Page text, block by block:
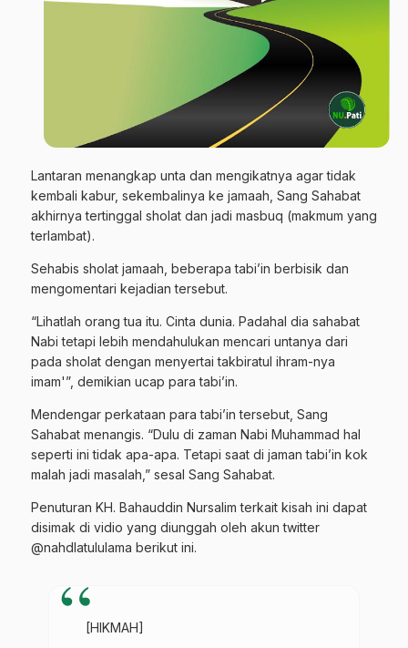
Lantaran menangkap unta dan mengikatnya agar tidak
kembali kabur, sekembalinya ke jamaah, Sang Sahabat
akhirnya tertinggal sholat dan jadi masbuq (makmum yang
terlambat).
Sehabis sholat jamaah, beberapa tabi’in berbisik dan
mengomentari kejadian tersebut.
“Lihatlah orang tua itu. Cinta dunia. Padahal dia sahabat
Nabi tetapi lebih mendahulukan mencari untanya dari
pada sholat dengan menyertai takbiratul ihram-nya
imam'”, demikian ucap para tabi’in.
Mendengar perkataan para tabi’in tersebut, Sang
Sahabat menangis. “Dulu di zaman Nabi Muhammad hal
seperti ini tidak apa-apa. Tetapi saat di jaman tabi’in kok
malah jadi masalah,” sesal Sang Sahabat.
Penuturan KH. Bahauddin Nursalim terkait kisah ini dapat
disimak di vidio yang diunggah oleh akun twitter
@nahdlatululama berikut ini.
[HIKMAH]